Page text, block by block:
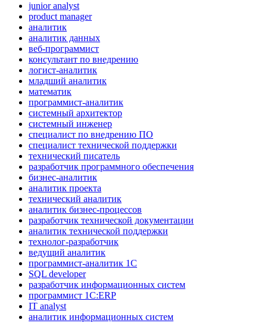
junior analyst
product manager
аналитик
аналитик данных
веб-программист
консультант по внедрению
логист-аналитик
младший аналитик
математик
программист-аналитик
системный архитектор
системный инженер
специалист по внедрению ПО
специалист технической поддержки
технический писатель
разработчик программного обеспечения
бизнес-аналитик
аналитик проекта
технический аналитик
аналитик бизнес-процессов
разработчик технической документации
аналитик технической поддержки
технолог-разработчик
ведущий аналитик
программист-аналитик 1С
SQL developer
разработчик информационных систем
программист 1С:ERP
IT analyst
аналитик информационных систем